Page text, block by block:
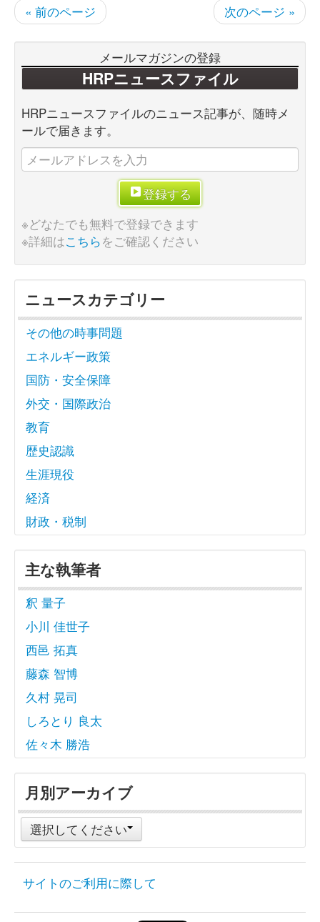
« 前のページ 次のページ »
メールマガジンの登録
HRPニュースファイル
HRPニュースファイルのニュース記事が、随時メ
ールで届きます。
登録する
※どなたでも無料で登録できます
※詳細はこちらをご確認ください
ニュースカテゴリー
その他の時事問題
エネルギー政策
国防・安全保障
外交・国際政治
教育
歴史認識
生涯現役
経済
財政・税制
主な執筆者
釈 量子
小川 佳世子
西邑 拓真
藤森 智博
久村 晃司
しろとり 良太
佐々木 勝浩
月別アーカイブ
選択してください
サイトのご利用に際して